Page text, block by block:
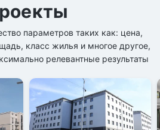
параметров таких как: цена,
класс жилья и многое другое,
релевантные результаты